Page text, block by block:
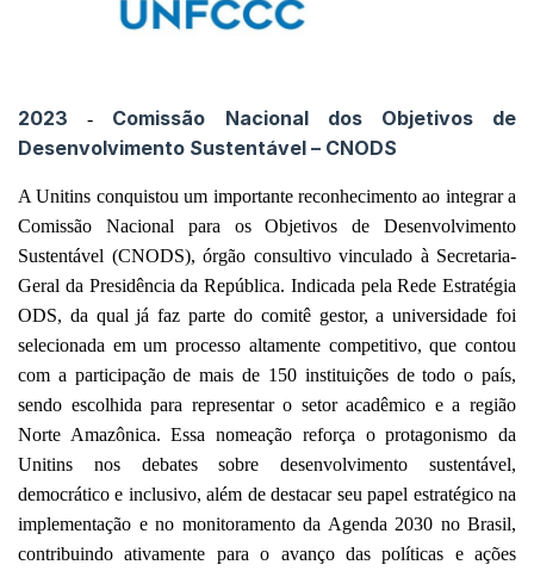
2023 - Comissão Nacional dos Objetivos de
Desenvolvimento Sustentável – CNODS
A Unitins conquistou um importante reconhecimento ao integrar a
Comissão Nacional para os Objetivos de Desenvolvimento
Sustentável (CNODS), órgão consultivo vinculado à Secretaria-
Geral da Presidência da República. Indicada pela Rede Estratégia
ODS, da qual já faz parte do comitê gestor, a universidade foi
selecionada em um processo altamente competitivo, que contou
com a participação de mais de 150 instituições de todo o país,
sendo escolhida para representar o setor acadêmico e a região
Norte Amazônica. Essa nomeação reforça o protagonismo da
Unitins nos debates sobre desenvolvimento sustentável,
democrático e inclusivo, além de destacar seu papel estratégico na
implementação e no monitoramento da Agenda 2030 no Brasil,
contribuindo ativamente para o avanço das políticas e ações